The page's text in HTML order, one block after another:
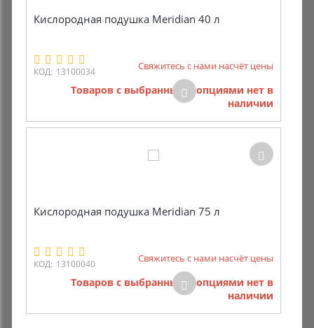
Кислородная подушка Meridian 40 л
КОД: 13100034 Свяжитесь с нами насчёт цены
Товаров с выбранными опциями нет в
наличии
Кислородная подушка Meridian 75 л
КОД: 13100040 Свяжитесь с нами насчёт цены
Товаров с выбранными опциями нет в
наличии